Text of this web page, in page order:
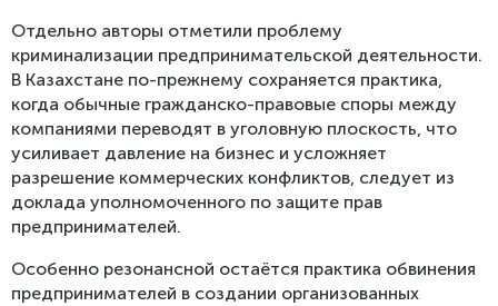
Отдельно авторы отметили проблему
криминализации предпринимательской деятельности.
В Казахстане по-прежнему сохраняется практика,
когда обычные гражданско-правовые споры между
компаниями переводят в уголовную плоскость, что
усиливает давление на бизнес и усложняет
разрешение коммерческих конфликтов, следует из
доклада уполномоченного по защите прав
предпринимателей.
Особенно резонансной остаётся практика обвинения
предпринимателей в создании организованных